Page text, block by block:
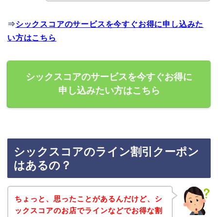
⇒シックスコアのサービスを今すぐお得に申し込みた
い方はこちら
シックスコアのサービスを今すぐお得に
申し込みたい方はこちら
シックスコアのライン割引クーポン
はあるの？
ちょっと、思ったことがあるんだけど、シ
ックスコアのお店でラインなどでお得な割